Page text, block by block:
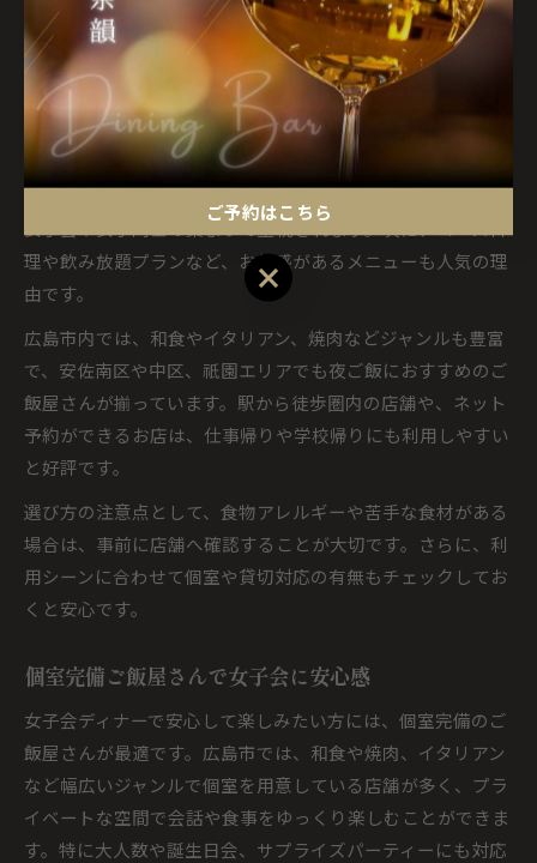
め、空席情報や予約状況もあわせて確認しましょう。
女子に人気の夜ご飯ご飯屋さんの選び方
女子に人気の夜ご飯ご飯屋さんを選ぶ際は、「雰囲気」「コ
スパ」「アクセス」の3つが大きなポイントです。まず、落
ち着いた空間やプライベート感のある席があるかどうかは、
女子会や女子同士の集まりで重視されます。次に、コース料
理や飲み放題プランなど、お得感があるメニューも人気の理
由です。
広島市内では、和食やイタリアン、焼肉などジャンルも豊富
で、安佐南区や中区、祇園エリアでも夜ご飯におすすめのご
飯屋さんが揃っています。駅から徒歩圏内の店舗や、ネット
予約ができるお店は、仕事帰りや学校帰りにも利用しやすい
と好評です。
選び方の注意点として、食物アレルギーや苦手な食材がある
場合は、事前に店舗へ確認することが大切です。さらに、利
用シーンに合わせて個室や貸切対応の有無もチェックしてお
くと安心です。
個室完備ご飯屋さんで女子会に安心感
女子会ディナーで安心して楽しみたい方には、個室完備のご
飯屋さんが最適です。広島市では、和食や焼肉、イタリアン
など幅広いジャンルで個室を用意している店舗が多く、プラ
イベートな空間で会話や食事をゆっくり楽しむことができま
す。特に大人数や誕生日会、サプライズパーティーにも対応
ご予約はこちら
ご予約はこちら